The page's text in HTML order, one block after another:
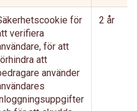
för
verifiera
för att
att
använder
2 år